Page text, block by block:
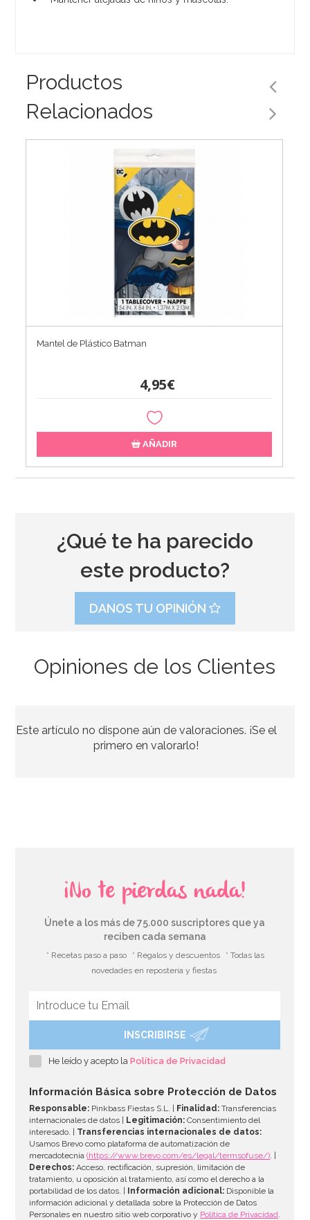
Productos
Relacionados
Mantel de Plástico Batman
4,95€
AÑADIR
3,95€
¿Qué te ha parecido
este producto?
DANOS TU OPINIÓN
Opiniones de los Clientes
Este artículo no dispone aún de valoraciones. ¡Se el
primero en valorarlo!
¡No te pierdas nada!
Únete a los más de 75.000 suscriptores que ya
reciben cada semana
* Recetas paso a paso * Regalos y descuentos
* Todas las
novedades en repostería y fiestas
INSCRIBIRSE
He leído y acepto laPolítica de Privacidad
Información Básica sobre Protección de Datos
Responsable: Pinkbass Fiestas S.L. | Finalidad: Transferencias
internacionales de datos |
Legitimación: Consentimiento del
interesado. | Transferencias internacionales de datos:
Usamos Brevo como plataforma de automatización de
mercadotecnia(https://www.brevo.com/es/legal/termsofuse/). |
Derechos: Acceso, rectificación, supresión, limitación de
tratamiento, u oposición al tratamiento, así como el derecho a la
portabilidad de los datos. |
Información adicional: Disponible la
información adicional y detallada sobre la Protección de Datos
Personales en nuestro sitio web corporativo y Política de Privacidad.